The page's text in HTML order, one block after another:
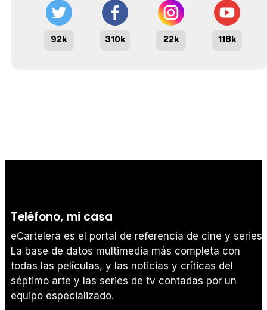
92k 310k 22k 118k
Teléfono, mi casa
eCartelera es el portal de referencia de cine y series.
La base de datos multimedia más completa con
todas las películas, y las noticias y críticas del
séptimo arte y las series de tv contadas por un
equipo especializado.